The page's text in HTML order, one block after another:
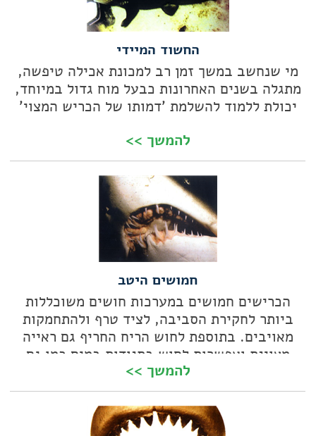
החשוד המיידי
מי שנחשב במשך זמן רב למכונת אכילה טיפשה,
מתגלה בשנים האחרונות כבעל מוח גדול במיוחד,
יכולת ללמוד להשלמת 'דמותו של הכריש המצוי'
להמשך >>
חמושים היטב
הכרישים חמושים במערכות חושים משוכללות
ביותר לחקירת הסביבה, לציד טרף ולהתחמקות
מאויבים. בתוספת לחוש הריח החריף גם ראייה
מצוינת ואפשרות לחוש בתנודות במים כמו גם
בזרמים אלקטרומגנטיים. עם ציוד עזר שכזה, לא
מפתיע כלל שהם שרדו בהצלחה כה רבה כמה וכמה
מיליוני שנים
להמשך >>